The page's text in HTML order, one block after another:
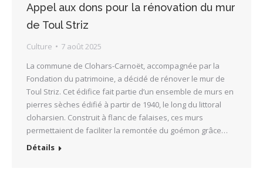
Appel aux dons pour la rénovation du mur
de Toul Striz
Culture
7 août 2025
La commune de Clohars-Carnoët, accompagnée par la
Fondation du patrimoine, a décidé de rénover le mur de
Toul Striz. Cet édifice fait partie d’un ensemble de murs en
pierres sèches édifié à partir de 1940, le long du littoral
cloharsien. Construit à flanc de falaises, ces murs
permettaient de faciliter la remontée du goémon grâce…
Détails